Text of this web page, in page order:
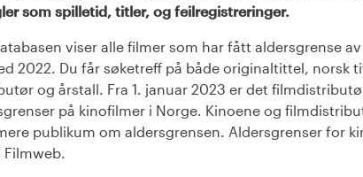
som spilletid, titler, og feilregistreringer.
viser alle filmer som har fått aldersgrense
2022. Du får søketreff på både originaltittel, norsk
og årstall. Fra 1. januar 2023 er det
på kinofilmer i Norge. Kinoene og
publikum om aldersgrensen. Aldersgrenser for
Filmweb.